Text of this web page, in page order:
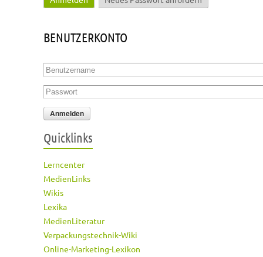
Haupt-Reiter
BENUTZERKONTO
Benutzername
Passwort
Quicklinks
Lerncenter
MedienLinks
Wikis
Lexika
MedienLiteratur
Verpackungstechnik-Wiki
Online-Marketing-Lexikon